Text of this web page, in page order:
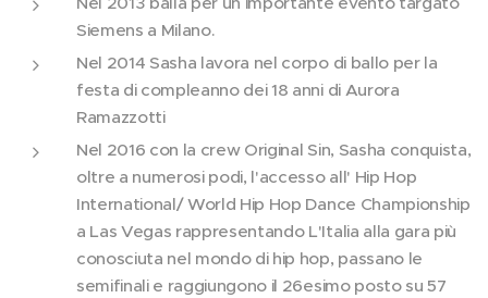
Siemens a Milano.
Nel 2014 Sasha lavora nel corpo di ballo per la
festa di compleanno dei 18 anni di Aurora
Ramazzotti
Nel 2016 con la crew Original Sin, Sasha conquista,
oltre a numerosi podi, l'accesso all' Hip Hop
International/ World Hip Hop Dance Championship
a Las Vegas rappresentando L'Italia alla gara più
conosciuta nel mondo di hip hop, passano le
semifinali e raggiungono il 26esimo posto su 57